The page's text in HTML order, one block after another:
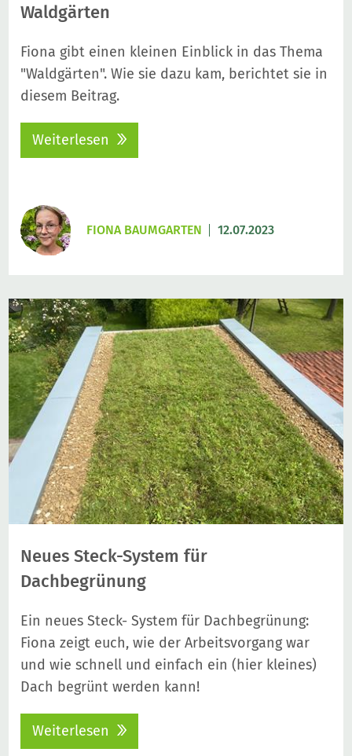
Waldgärten
Fiona gibt einen kleinen Einblick in das Thema
"Waldgärten". Wie sie dazu kam, berichtet sie in
diesem Beitrag.
Weiterlesen
FIONA BAUMGARTEN 12.07.2023
Neues Steck-System für
Dachbegrünung
Ein neues Steck- System für Dachbegrünung:
Fiona zeigt euch, wie der Arbeitsvorgang war
und wie schnell und einfach ein (hier kleines)
Dach begrünt werden kann!
Weiterlesen